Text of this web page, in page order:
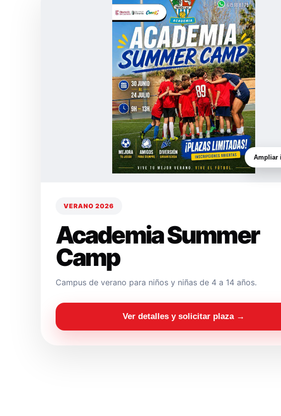
Ampliar
VERANO 2026
Academia Summer
Camp
Campus de verano para niños y niñas de 4 a 14 años.
Ver detalles y solicitar plaza →